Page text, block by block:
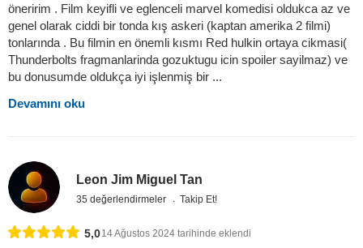
öneririm . Film keyifli ve eglenceli marvel komedisi oldukca az ve
genel olarak ciddi bir tonda kış askeri (kaptan amerika 2 filmi)
tonlarında . Bu filmin en önemli kısmı Red hulkin ortaya cikmasi(
Thunderbolts fragmanlarinda gozuktugu icin spoiler sayilmaz) ve
bu donusumde oldukça iyi işlenmiş bir ...
Devamını oku
Leon Jim Miguel Tan
35 değerlendirmeler Takip Et!
5,014 Ağustos 2024 tarihinde eklendi